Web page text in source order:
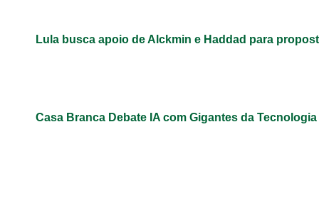
Lula busca apoio de Alckmin e Haddad para
Casa Branca Debate IA com Gigantes da